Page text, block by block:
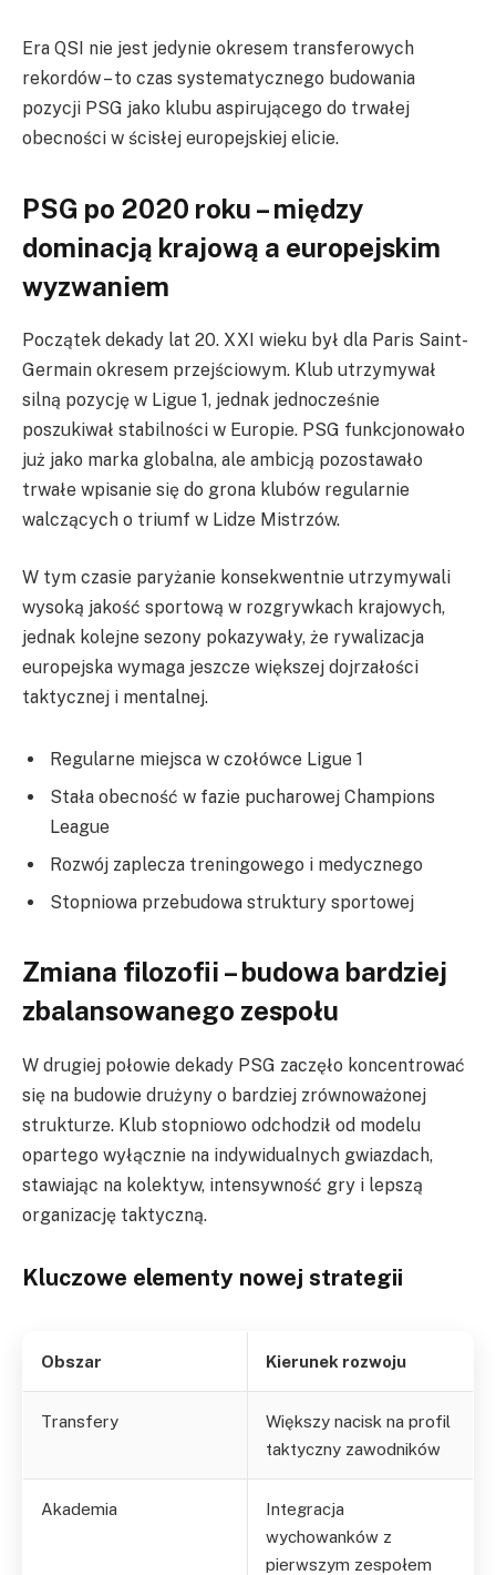
Era QSI nie jest jedynie okresem transferowych
rekordów – to czas systematycznego budowania
pozycji PSG jako klubu aspirującego do trwałej
obecności w ścisłej europejskiej elicie.
PSG po 2020 roku – między
dominacją krajową a europejskim
wyzwaniem
Początek dekady lat 20. XXI wieku był dla Paris Saint-
Germain okresem przejściowym. Klub utrzymywał
silną pozycję w Ligue 1, jednak jednocześnie
poszukiwał stabilności w Europie. PSG funkcjonowało
już jako marka globalna, ale ambicją pozostawało
trwałe wpisanie się do grona klubów regularnie
walczących o triumf w Lidze Mistrzów.
W tym czasie paryżanie konsekwentnie utrzymywali
wysoką jakość sportową w rozgrywkach krajowych,
jednak kolejne sezony pokazywały, że rywalizacja
europejska wymaga jeszcze większej dojrzałości
taktycznej i mentalnej.
Regularne miejsca w czołówce Ligue 1
Stała obecność w fazie pucharowej Champions
League
Rozwój zaplecza treningowego i medycznego
Stopniowa przebudowa struktury sportowej
Zmiana filozofii – budowa bardziej
zbalansowanego zespołu
W drugiej połowie dekady PSG zaczęło koncentrować
się na budowie drużyny o bardziej zrównoważonej
strukturze. Klub stopniowo odchodził od modelu
opartego wyłącznie na indywidualnych gwiazdach,
stawiając na kolektyw, intensywność gry i lepszą
organizację taktyczną.
Kluczowe elementy nowej strategii
Obszar Kierunek rozwoju
Transfery
Większy nacisk na profil
taktyczny zawodników
Akademia
Integracja
wychowanków z
pierwszym zespołem